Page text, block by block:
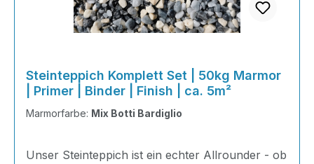
Steinteppich Komplett Set | 50kg Marmor
| Primer | Binder | Finish | ca. 5m²
Marmorfarbe: Mix Botti Bardiglio
Unser Steinteppich ist ein echter Allrounder - ob